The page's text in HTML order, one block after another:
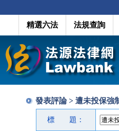
精選六法 法規查詢
發表評論 > 遭未投保強
標 題：